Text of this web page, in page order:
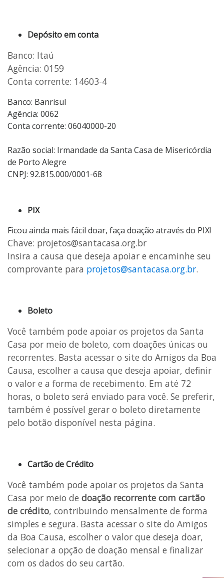
Depósito em conta
Banco: Itaú
Agência: 0159
Conta corrente: 14603-4
Banco: Banrisul
Agência: 0062
Conta corrente: 06040000-20
Razão social: Irmandade da Santa Casa de Misericórdia
de Porto Alegre
CNPJ: 92.815.000/0001-68
PIX
Ficou ainda mais fácil doar, faça doação através do PIX!
Chave: projetos@santacasa.org.br
Insira a causa que deseja apoiar e encaminhe seu
comprovante para projetos@santacasa.org.br.
Boleto
Você também pode apoiar os projetos da Santa
Casa por meio de boleto, com doações únicas ou
recorrentes. Basta acessar o site do Amigos da Boa
Causa, escolher a causa que deseja apoiar, definir
o valor e a forma de recebimento. Em até 72
horas, o boleto será enviado para você. Se preferir,
também é possível gerar o boleto diretamente
pelo botão disponível nesta página.
Cartão de Crédito
Você também pode apoiar os projetos da Santa
Casa por meio de doação recorrente com cartão
de crédito, contribuindo mensalmente de forma
simples e segura. Basta acessar o site do Amigos
da Boa Causa, escolher o valor que deseja doar,
selecionar a opção de doação mensal e finalizar
com os dados do seu cartão.